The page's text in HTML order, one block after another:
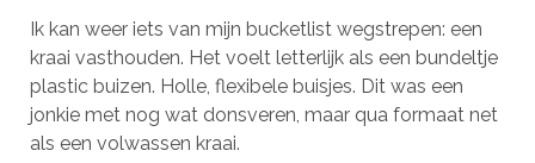
Ik kan weer iets van mijn bucketlist wegstrepen: een
kraai vasthouden. Het voelt letterlijk als een bundeltje
plastic buizen. Holle, flexibele buisjes. Dit was een
jonkie met nog wat donsveren, maar qua formaat net
als een volwassen kraai.